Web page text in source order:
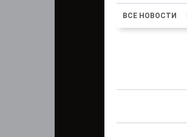
ВСЕ НОВОСТИ